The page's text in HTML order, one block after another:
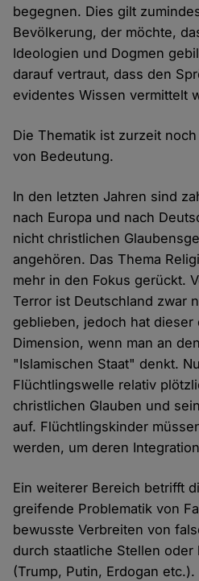
begegnen. Dies gilt
Bevölkerung, der möchte,
Ideologien und Dogmen
darauf vertraut, dass den
evidentes Wissen vermittelt
Die Thematik ist zurzeit
von Bedeutung.
In den letzten Jahren sind
nach Europa und nach
nicht christlichen
angehören. Das Thema
mehr in den Fokus gerückt.
Terror ist Deutschland zwar
geblieben, jedoch hat dieser
Dimension, wenn man an
"Islamischen Staat" denkt.
Flüchtlingswelle relativ
christlichen Glauben und
auf. Flüchtlingskinder
werden, um deren
Ein weiterer Bereich betrifft
greifende Problematik von
bewusste Verbreiten von
durch staatliche Stellen
(Trump, Putin, Erdogan